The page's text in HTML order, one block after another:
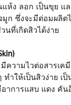
แห้ง ลอก เป็นขุย แ
มูก ซึ่งจะมีต่อมผลิต
นที่เกิดสิวได้ง่าย
ความไวต่อสารเค
ำให้เป็นสิวง่าย เป็
าการแสบ แดง คัน